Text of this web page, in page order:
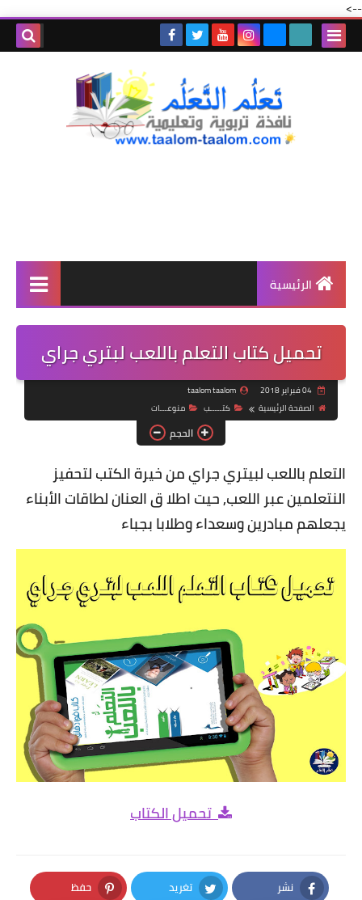
-->
الرئيسية
تحميل كتاب التعلم باللعب لبتري جراي
04 فبراير 2018
taalom taalom
الصفحة الرئيسية
كتـــــب منوعـــات
الحجم
التعلم باللعب لبيتري جراي من خيرة الكتب لتحفيز
النتعلمين عبر اللعب, حيت اطلا ق العنان لطاقات الأبناء
يجعلهم مبادرين وسعداء وطلابا بجباء
تحميل الكتاب
نشر تغريد حفظ